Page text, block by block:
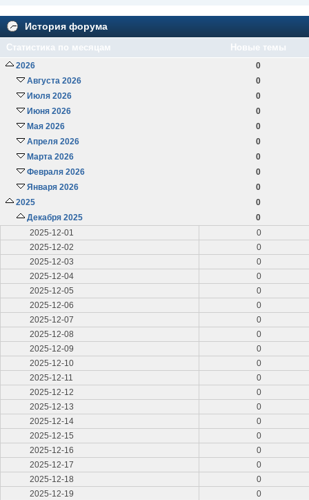
История форума
Статистика по месяцам
Новые темы
2026
0
Августа 2026
0
Июля 2026
0
Июня 2026
0
Мая 2026
0
Апреля 2026
0
Марта 2026
0
Февраля 2026
0
Января 2026
0
2025
0
Декабря 2025
0
2025-12-01
0
2025-12-02
0
2025-12-03
0
2025-12-04
0
2025-12-05
0
2025-12-06
0
2025-12-07
0
2025-12-08
0
2025-12-09
0
2025-12-10
0
2025-12-11
0
2025-12-12
0
2025-12-13
0
2025-12-14
0
2025-12-15
0
2025-12-16
0
2025-12-17
0
2025-12-18
0
2025-12-19
0